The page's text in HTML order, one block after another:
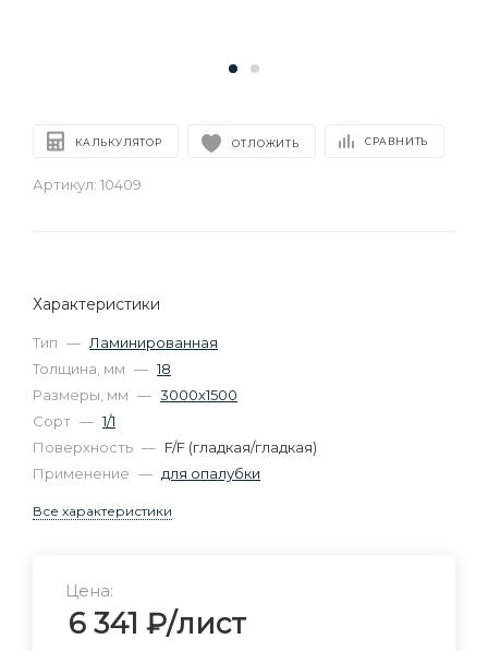
КАЛЬКУЛЯТОР ОТЛОЖИТЬ СРАВНИТЬ
Артикул: 10409
Характеристики
Тип — Ламинированная
Толщина, мм — 18
Размеры, мм — 3000х1500
Сорт — 1/1
Поверхность — F/F (гладкая/гладкая)
Применение — для опалубки
Все характеристики
Цена:
6 341 ₽/лист